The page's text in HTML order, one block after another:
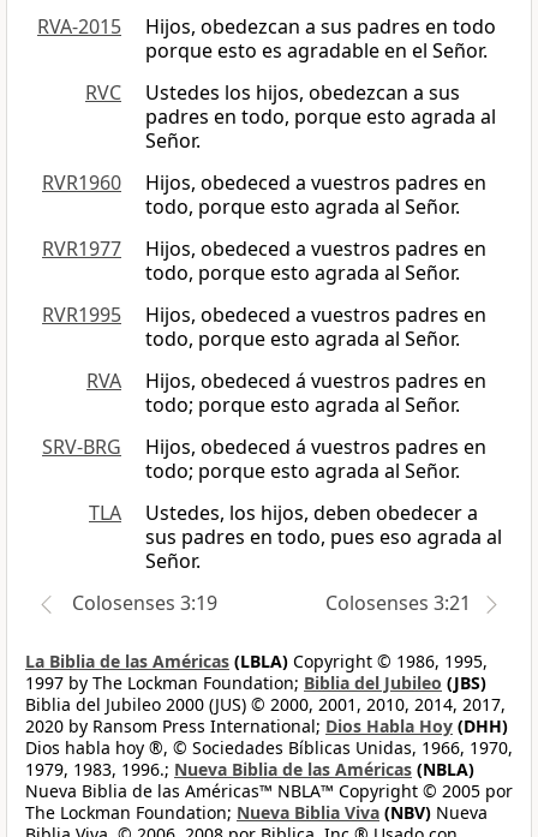
RVA-2015
Hijos, obedezcan a sus padres en todo
porque esto es agradable en el Señor.
RVC
Ustedes los hijos, obedezcan a sus
padres en todo, porque esto agrada al
Señor.
RVR1960
Hijos, obedeced a vuestros padres en
todo, porque esto agrada al Señor.
RVR1977
Hijos, obedeced a vuestros padres en
todo, porque esto agrada al Señor.
RVR1995
Hijos, obedeced a vuestros padres en
todo, porque esto agrada al Señor.
RVA
Hijos, obedeced á vuestros padres en
todo; porque esto agrada al Señor.
SRV-BRG
Hijos, obedeced á vuestros padres en
todo; porque esto agrada al Señor.
TLA
Ustedes, los hijos, deben obedecer a
sus padres en todo, pues eso agrada al
Señor.
Colosenses 3:19
Colosenses 3:21
La Biblia de las Américas (LBLA) Copyright © 1986, 1995,
1997 by The Lockman Foundation; Biblia del Jubileo (JBS)
Biblia del Jubileo 2000 (JUS) © 2000, 2001, 2010, 2014, 2017,
2020 by Ransom Press International; Dios Habla Hoy (DHH)
Dios habla hoy ®, © Sociedades Bíblicas Unidas, 1966, 1970,
1979, 1983, 1996.; Nueva Biblia de las Américas (NBLA)
Nueva Biblia de las Américas™ NBLA™ Copyright © 2005 por
The Lockman Foundation; Nueva Biblia Viva (NBV) Nueva